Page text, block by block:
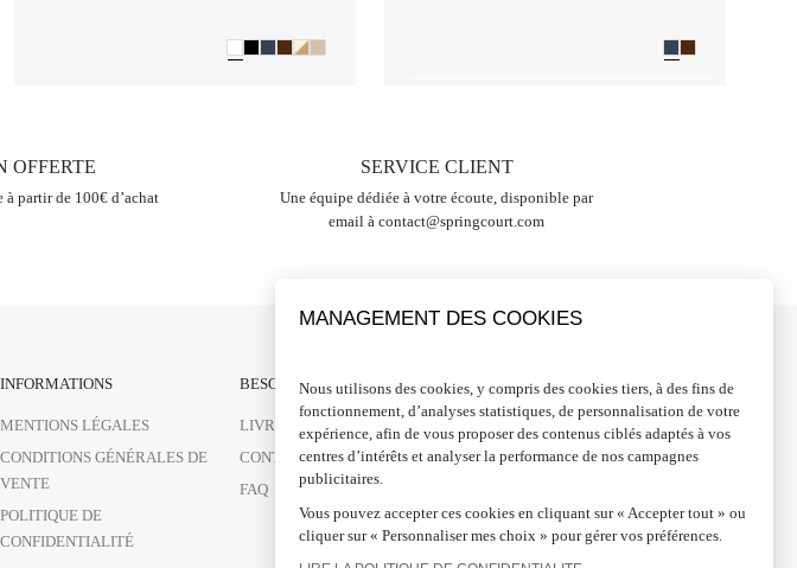
OFFERTE
partir de 100€ d’achat
SERVICE CLIENT
Une équipe dédiée à votre écoute, disponible par
email à contact@springcourt.com
INFORMATIONS
MENTIONS LÉGALES
CONDITIONS GÉNÉRALES DE
VENTE
POLITIQUE DE
CONFIDENTIALITÉ
BESOIN D'AIDE ?
LIVRAISONS ET RETOURS
CONTACTEZ-NOUS
FAQ
SUIVEZ-NOUS
FACEBOOK
INSTAGRAM
LINKEDIN
MANAGEMENT DES COOKIES
Nous utilisons des cookies, y compris des cookies tiers, à des fins de
fonctionnement, d’analyses statistiques, de personnalisation de votre
expérience, afin de vous proposer des contenus ciblés adaptés à vos
centres d’intérêts et analyser la performance de nos campagnes
publicitaires.
Vous pouvez accepter ces cookies en cliquant sur « Accepter tout » ou
cliquer sur « Personnaliser mes choix » pour gérer vos préférences.